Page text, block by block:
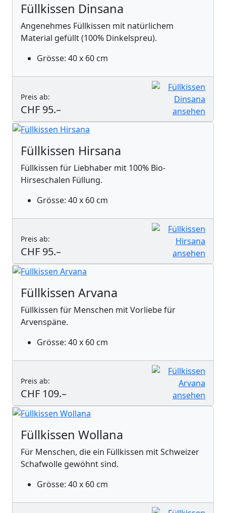
Füllkissen Dinsana
Angenehmes Füllkissen mit natürlichem
Material gefüllt (100% Dinkelspreu).
Grösse: 40 x 60 cm
Preis ab:
CHF 95.–
Füllkissen Hirsana
Füllkissen für Liebhaber mit 100% Bio-
Hirseschalen Füllung.
Grösse: 40 x 60 cm
Preis ab:
CHF 95.–
Füllkissen Arvana
Füllkissen für Menschen mit Vorliebe für
Arvenspäne.
Grösse: 40 x 60 cm
Preis ab:
CHF 109.–
Füllkissen Wollana
Für Menschen, die ein Füllkissen mit Schweizer
Schafwolle gewöhnt sind.
Grösse: 40 x 60 cm